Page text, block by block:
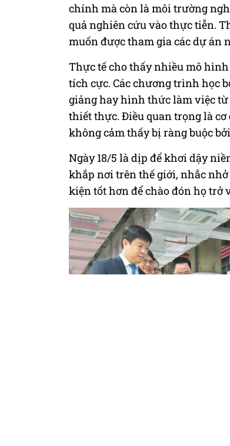
chính mà còn là môi trường
quả nghiên cứu vào thực tiễn.
muốn được tham gia các dự án
Thực tế cho thấy nhiều mô
tích cực. Các chương trình học
giảng hay hình thức làm việc
thiết thực. Điều quan trọng là
không cảm thấy bị ràng buộc
Ngày 18/5 là dịp để khơi dậy
khắp nơi trên thế giới, nhắc
kiện tốt hơn để chào đón họ trở